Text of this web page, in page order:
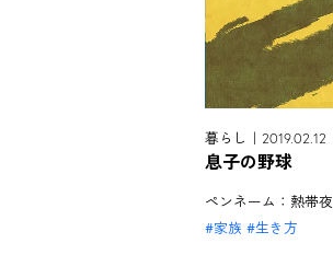
暮らし｜2019.02.12
息子の野球
ペンネーム：熱帯夜
家族 生き方